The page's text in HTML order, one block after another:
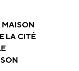
MAISON
LA CITÉ